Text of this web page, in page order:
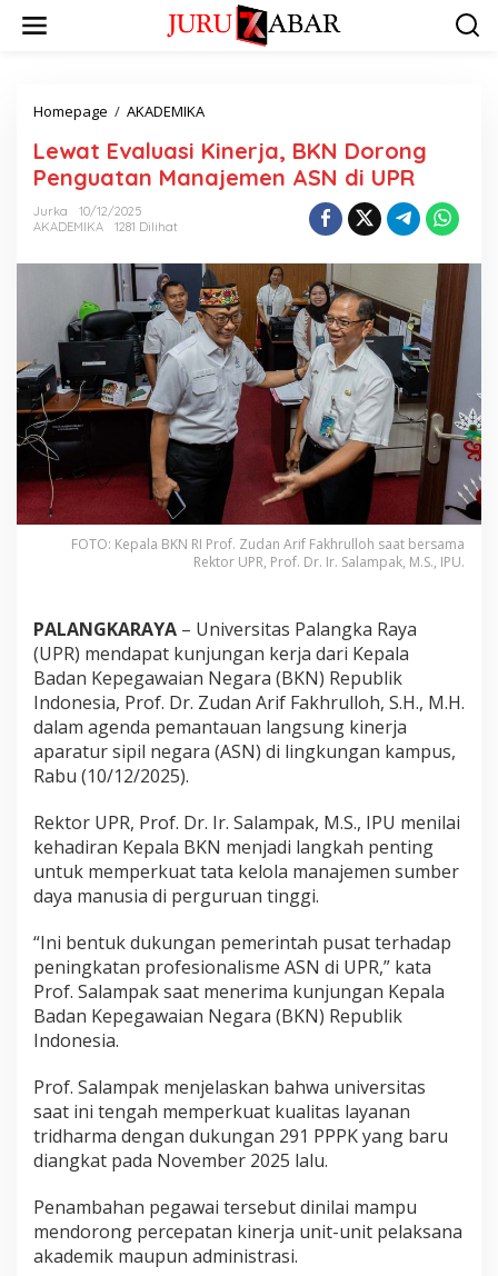
Homepage / AKADEMIKA
Lewat Evaluasi Kinerja, BKN Dorong
Penguatan Manajemen ASN di UPR
Jurka
10/12/2025
AKADEMIKA
1281 Dilihat
FOTO: Kepala BKN RI Prof. Zudan Arif Fakhrulloh saat bersama
Rektor UPR, Prof. Dr. Ir. Salampak, M.S., IPU.
PALANGKARAYA – Universitas Palangka Raya
(UPR) mendapat kunjungan kerja dari Kepala
Badan Kepegawaian Negara (BKN) Republik
Indonesia, Prof. Dr. Zudan Arif Fakhrulloh, S.H., M.H.
dalam agenda pemantauan langsung kinerja
aparatur sipil negara (ASN) di lingkungan kampus,
Rabu (10/12/2025).
Rektor UPR, Prof. Dr. Ir. Salampak, M.S., IPU menilai
kehadiran Kepala BKN menjadi langkah penting
untuk memperkuat tata kelola manajemen sumber
daya manusia di perguruan tinggi.
“Ini bentuk dukungan pemerintah pusat terhadap
peningkatan profesionalisme ASN di UPR,” kata
Prof. Salampak saat menerima kunjungan Kepala
Badan Kepegawaian Negara (BKN) Republik
Indonesia.
Prof. Salampak menjelaskan bahwa universitas
saat ini tengah memperkuat kualitas layanan
tridharma dengan dukungan 291 PPPK yang baru
diangkat pada November 2025 lalu.
Penambahan pegawai tersebut dinilai mampu
mendorong percepatan kinerja unit-unit pelaksana
akademik maupun administrasi.